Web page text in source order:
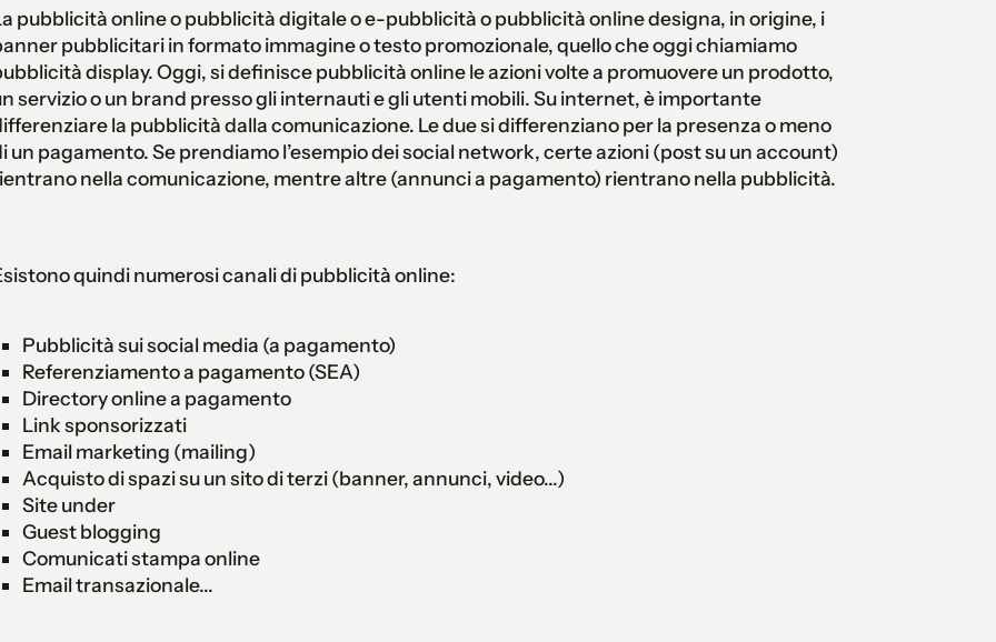
pubblicità online o pubblicità digitale o e-pubblicità o pubblicità online designa, in origine, i
pubblicitari in formato immagine o testo promozionale, quello che oggi chiamiamo
display. Oggi, si definisce pubblicità online le azioni volte a promuovere un prodotto,
servizio o un brand presso gli internauti e gli utenti mobili. Su internet, è importante
la pubblicità dalla comunicazione. Le due si differenziano per la presenza o meno
un pagamento. Se prendiamo l’esempio dei social network, certe azioni (post su un account)
nella comunicazione, mentre altre (annunci a pagamento) rientrano nella pubblicità.
quindi numerosi canali di pubblicità online:
Pubblicità sui social media (a pagamento)
Referenziamento a pagamento (SEA)
Directory online a pagamento
Link sponsorizzati
Email marketing (mailing)
Acquisto di spazi su un sito di terzi (banner, annunci, video...)
Site under
Guest blogging
Comunicati stampa online
Email transazionale...